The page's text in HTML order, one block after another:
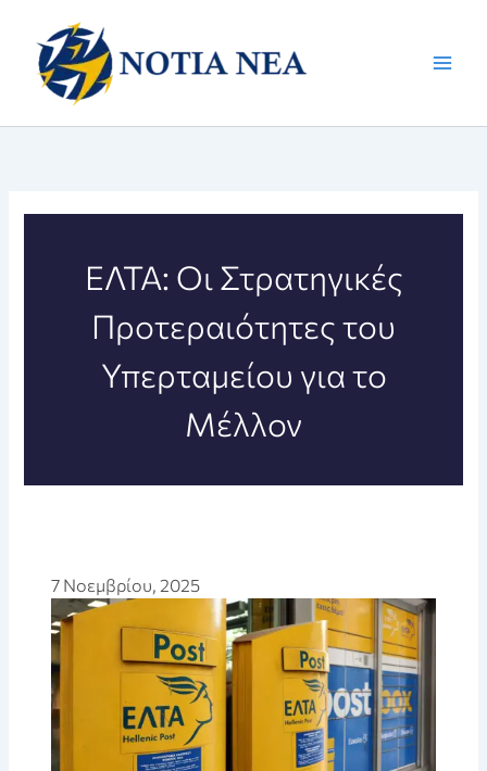
περιεχόμενο
ΕΛΤΑ: Οι Στρατηγικές
Προτεραιότητες του
Υπερταμείου για το
Μέλλον
7 Νοεμβρίου, 2025